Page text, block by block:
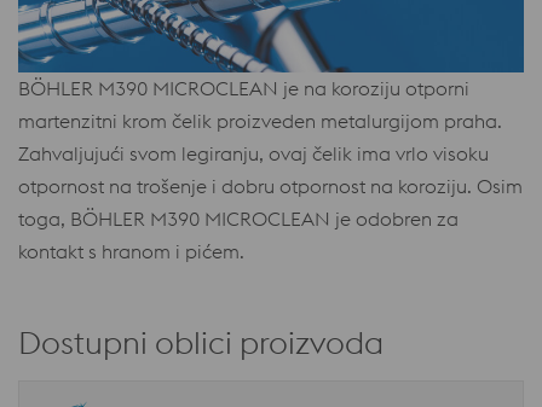
BÖHLER M390 MICROCLEAN je na koroziju otporni
martenzitni krom čelik proizveden metalurgijom praha.
Zahvaljujući svom legiranju, ovaj čelik ima vrlo visoku
otpornost na trošenje i dobru otpornost na koroziju. Osim
toga, BÖHLER M390 MICROCLEAN je odobren za
kontakt s hranom i pićem.
Dostupni oblici proizvoda